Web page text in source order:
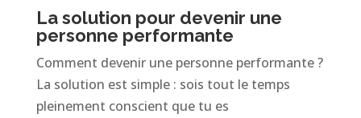
La solution pour devenir une
personne performante
Comment devenir une personne performante ?
La solution est simple : sois tout le temps
pleinement conscient que tu es